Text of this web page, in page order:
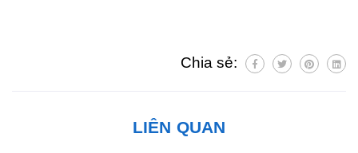
Chia sẻ:
LIÊN QUAN